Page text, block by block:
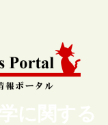
に関する